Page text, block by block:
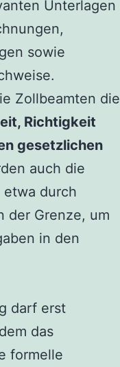
Unterlagen
sowie
Zollbeamten die
Richtigkeit
gesetzlichen
auch die
etwa durch
der Grenze, um
in den
darf erst
das
formelle